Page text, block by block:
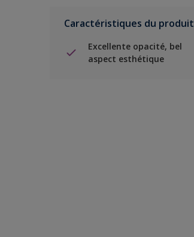
Caractéristiques du produit
Excellente opacité, bel
aspect esthétique